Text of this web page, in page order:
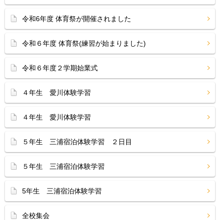
令和6年度 体育祭が開催されました
令和６年度 体育祭(練習が始まりました)
令和６年度２学期始業式
４年生 愛川体験学習
４年生 愛川体験学習
５年生 三浦宿泊体験学習 ２日目
５年生 三浦宿泊体験学習
5年生 三浦宿泊体験学習
全校集会